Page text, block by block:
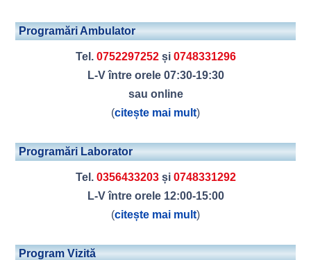
Programări Ambulator
Tel. 0752297252și 0748331296
L-V între orele 07:30-19:30
sau online
(citește mai mult)
Programări Laborator
Tel. 0356433203și 0748331292
L-V între orele 12:00-15:00
(citește mai mult)
Program Vizită